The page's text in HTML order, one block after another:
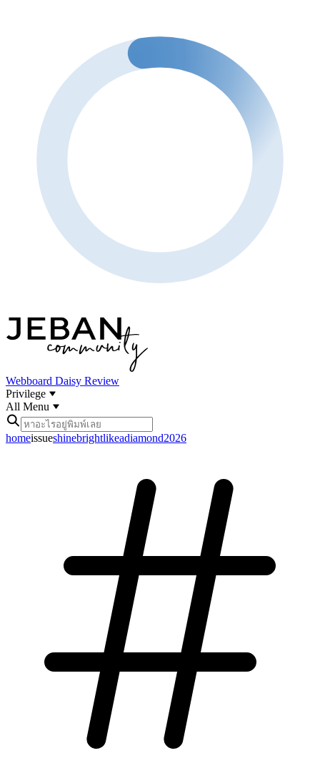
Webboard Daisy Review
Privilege
All Menu
homeissueshinebrightlikeadiamond2026